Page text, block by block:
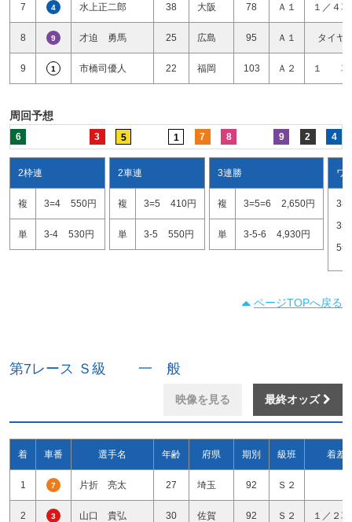
7 4 水上正二郎 38 大阪 78 Ａ１ １／４
8 9 才迫 勇馬 25 広島 95 Ａ１ タイヤ
9 1 市橋司優人 22 福岡 103 Ａ２ １ 車
周回予想
6 3 5 1 7 8 9 2 4
2枠連
複 3=4 550円
単 3-4 530円
2車連
複 3=5 410円
単 3-5 550円
3連勝
複 3=5=6 2,650円
単 3-5-6 4,930円
ワ
ページTOPへ戻る
第7レース Ｓ級 一 般
映像を見る 最終オッズ
着 車番 選手名 年齢 府県 期別 級班 着差
1 7 片折 亮太 27 埼玉 92 Ｓ２
2 3 山口 貴弘 30 佐賀 92 Ｓ２ １／２